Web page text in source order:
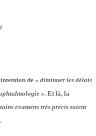
de « diminuer les délais
». Et là, la
examens très précis soient